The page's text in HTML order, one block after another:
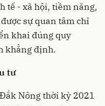
tế - xã hội, tiềm năng,
sự quan tâm chỉ
khai đúng quy
khẳng định.
tư
Nông thời kỳ 2021